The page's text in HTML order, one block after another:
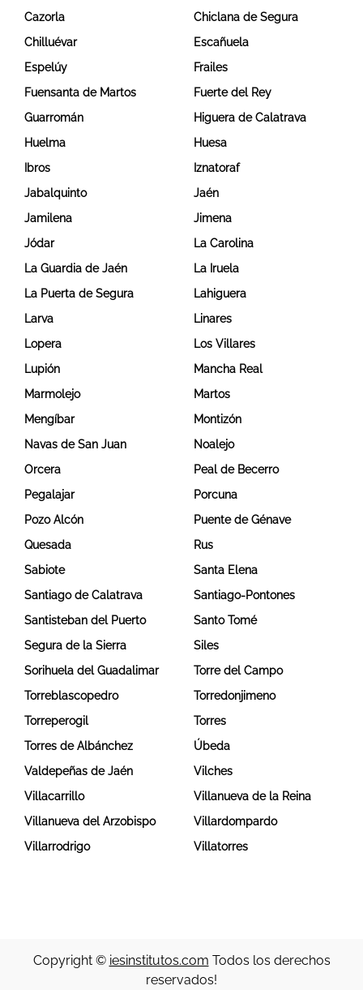
Cazorla
Chiclana de Segura
Chilluévar
Escañuela
Espelúy
Frailes
Fuensanta de Martos
Fuerte del Rey
Guarromán
Higuera de Calatrava
Huelma
Huesa
Ibros
Iznatoraf
Jabalquinto
Jaén
Jamilena
Jimena
Jódar
La Carolina
La Guardia de Jaén
La Iruela
La Puerta de Segura
Lahiguera
Larva
Linares
Lopera
Los Villares
Lupión
Mancha Real
Marmolejo
Martos
Mengíbar
Montizón
Navas de San Juan
Noalejo
Orcera
Peal de Becerro
Pegalajar
Porcuna
Pozo Alcón
Puente de Génave
Quesada
Rus
Sabiote
Santa Elena
Santiago de Calatrava
Santiago-Pontones
Santisteban del Puerto
Santo Tomé
Segura de la Sierra
Siles
Sorihuela del Guadalimar
Torre del Campo
Torreblascopedro
Torredonjimeno
Torreperogil
Torres
Torres de Albánchez
Úbeda
Valdepeñas de Jaén
Vilches
Villacarrillo
Villanueva de la Reina
Villanueva del Arzobispo
Villardompardo
Villarrodrigo
Villatorres
Copyright © iesinstitutos.com Todos los derechos
reservados!